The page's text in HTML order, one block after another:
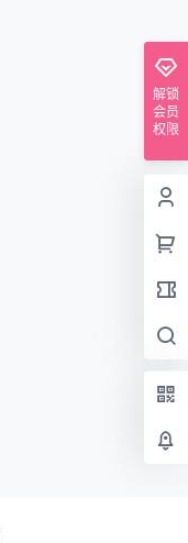
解锁
会员
权限